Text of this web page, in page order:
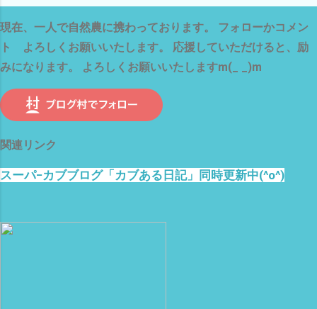
現在、一人で自然農に携わっております。 フォローかコメン
ト よろしくお願いいたします。 応援していただけると、励
みになります。 よろしくお願いいたしますm(_ _)m
関連リンク
スーパ−カブブログ「カブある日記」同時更新中(^o^)